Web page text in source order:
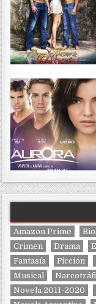
Amazon Prime
Crimen
Drama
Fantasía
Ficción
Musical
Novela 2011-2020